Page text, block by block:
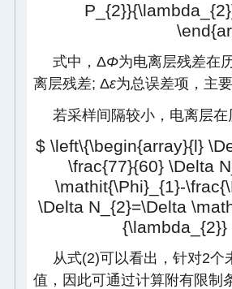
式中，ΔΦ为电离层残差在
离层残差; Δε为总误差项，主
若采样间隔较小，电离层
$ \left\{\begin{array}{l}
\frac{77}{60} \Delta
\mathit{\Phi}_{1}-
\Delta N_{2}=\Delta
从式(2)可以看出，针对2个
值，因此可通过计算附有限制